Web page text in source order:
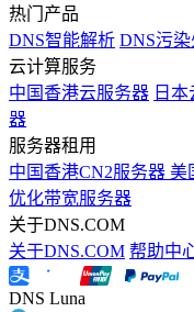
热门产品
DNS智能解析 DNS污染
云计算服务
中国香港云服务器 日
器
服务器租用
中国香港CN2服务器 美
优化带宽服务器
关于DNS.COM
关于DNS.COM 帮助中
DNS Luna